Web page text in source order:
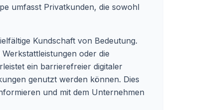
umfasst Privatkunden, die sowohl
Kundschaft von Bedeutung.
oder die
ein barrierefreier digitaler
genutzt werden können. Dies
und mit dem Unternehmen